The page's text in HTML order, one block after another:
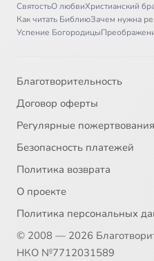
СвятостьО любвиХристианский
Как читать БиблиюЗачем нужна
Успение Богородицы
Благотворительность
Договор оферты
Регулярные пожертвования
Безопасность платежей
Политика возврата
О проекте
Политика персональных
© 2008 — 2026
НКО №7712031589